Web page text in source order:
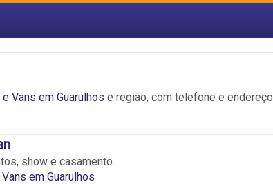
Vans em Guarulhos e região, com telefone e endereço
show e casamento.
em Guarulhos